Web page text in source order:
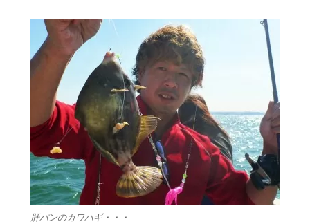
肝パンのカワハギ・・・